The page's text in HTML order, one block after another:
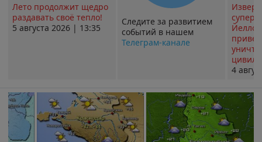
Лето продолжит щедро
раздавать своё тепло!
5 августа 2026 | 13:35
Следите за развитием
событий в нашем
Телеграм-канале
4